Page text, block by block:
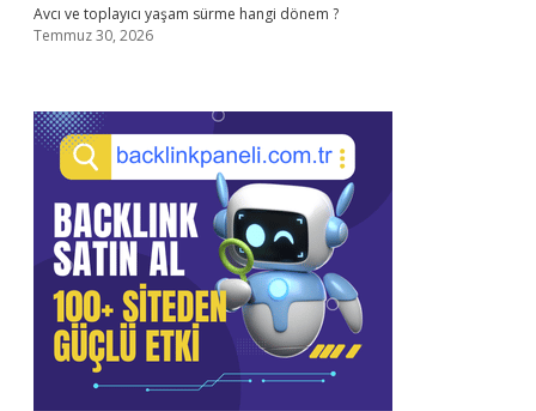
Avcı ve toplayıcı yaşam sürme hangi dönem ?
Temmuz 30, 2026